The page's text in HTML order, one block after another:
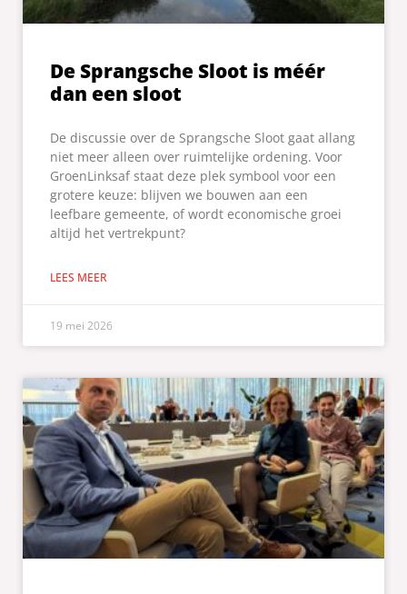
De Sprangsche Sloot is méér
dan een sloot
De discussie over de Sprangsche Sloot gaat allang
niet meer alleen over ruimtelijke ordening. Voor
GroenLinksaf staat deze plek symbool voor een
grotere keuze: blijven we bouwen aan een
leefbare gemeente, of wordt economische groei
altijd het vertrekpunt?
LEES MEER
19 mei 2026